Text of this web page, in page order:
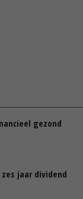
gezond
jaar dividend